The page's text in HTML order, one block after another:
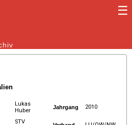
☰
Frauen
Lukas
Huber
Jahrgang 2010
STV